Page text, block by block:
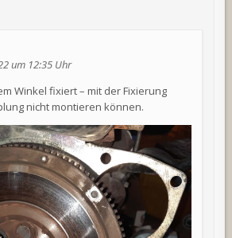
um 12:35 Uhr
Winkel fixiert – mit der Fixierung
nicht montieren können.